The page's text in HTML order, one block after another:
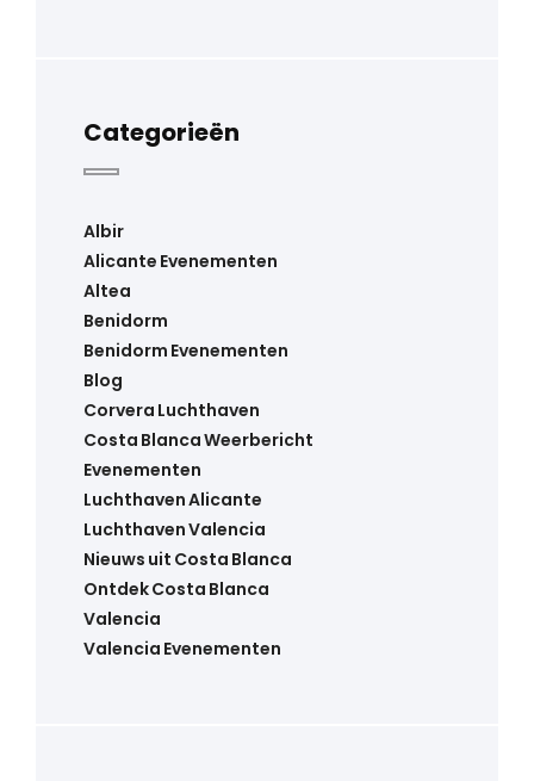
Categorieën
Albir
Alicante Evenementen
Altea
Benidorm
Benidorm Evenementen
Blog
Corvera Luchthaven
Costa Blanca Weerbericht
Evenementen
Luchthaven Alicante
Luchthaven Valencia
Nieuws uit Costa Blanca
Ontdek Costa Blanca
Valencia
Valencia Evenementen